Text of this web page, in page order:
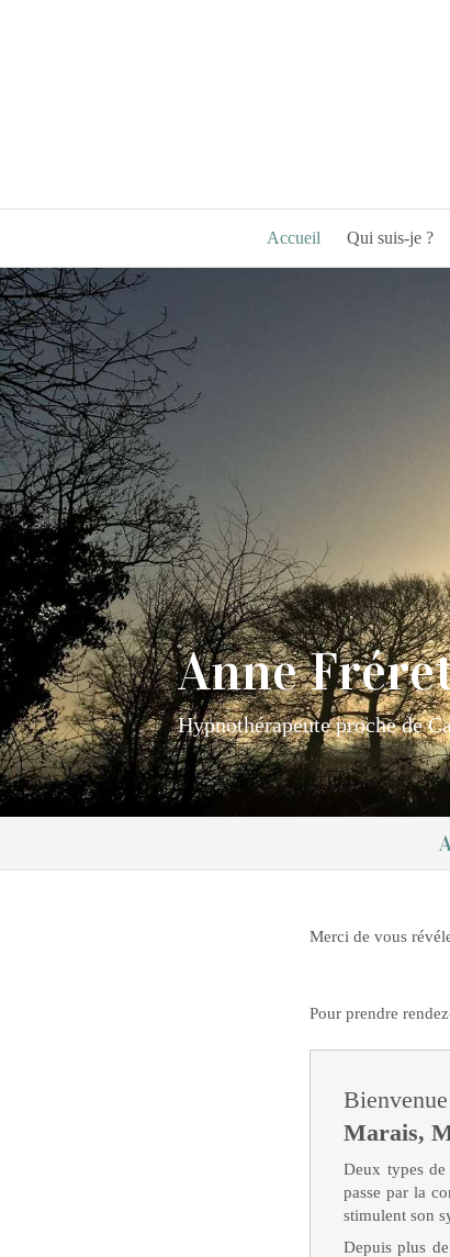
Accueil Qui suis-je ?
Anne
Hypnothérapeute proche de
Merci de vous
Pour prendre
Marais,
Deux types
passe par la
stimulent son
Depuis plus